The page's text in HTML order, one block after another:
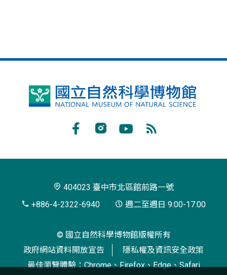
國
博
閱
404023 臺中市北區館前路一號
+886-4-2322-6940
週二至週日 9:00-17:00
© 國立自然科學博物館版權所有
政府網站資料開放宣告
隱私權及資訊安全政策
最佳瀏覽體驗：Chrome、Firefox、Edge、Safari